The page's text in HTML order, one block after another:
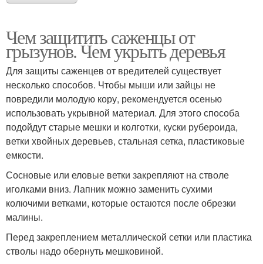
Чем защитить саженцы от
грызунов. Чем укрыть деревья
Для защиты саженцев от вредителей существует
несколько способов. Чтобы мыши или зайцы не
повредили молодую кору, рекомендуется осенью
использовать укрывной материал. Для этого способа
подойдут старые мешки и колготки, куски рубероида,
ветки хвойных деревьев, стальная сетка, пластиковые
емкости.
Сосновые или еловые ветки закрепляют на стволе
иголками вниз. Лапник можно заменить сухими
колючими ветками, которые остаются после обрезки
малины.
Перед закреплением металлической сетки или пластика
стволы надо обернуть мешковиной.